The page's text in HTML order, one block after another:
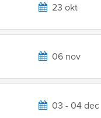
23 okt
06 nov
03 - 04 dec